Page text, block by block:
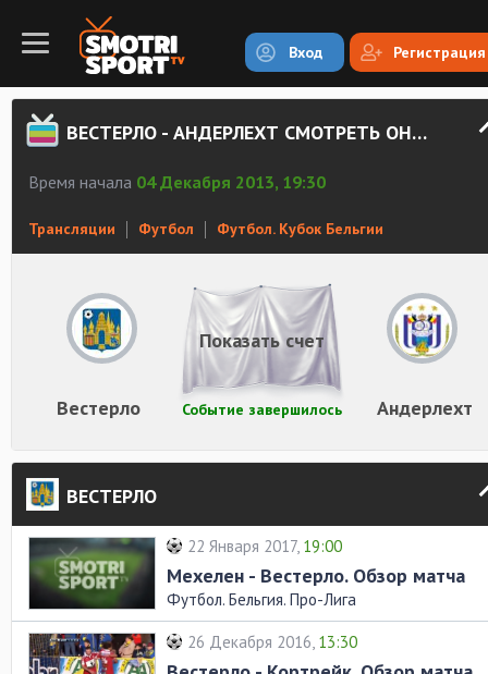
Вход Регистрация
ВЕСТЕРЛО - АНДЕРЛЕХТ СМОТРЕТЬ ОНЛАЙН
Время начала 04 Декабря 2013, 19:30
Трансляции Футбол Футбол. Кубок Бельгии
Вестерло Андерлехт
Событие завершилось
Показать счет
ВЕСТЕРЛО
22 Января 2017, 19:00
Мехелен - Вестерло. Обзор матча
Футбол. Бельгия. Про-Лига
26 Декабря 2016, 13:30